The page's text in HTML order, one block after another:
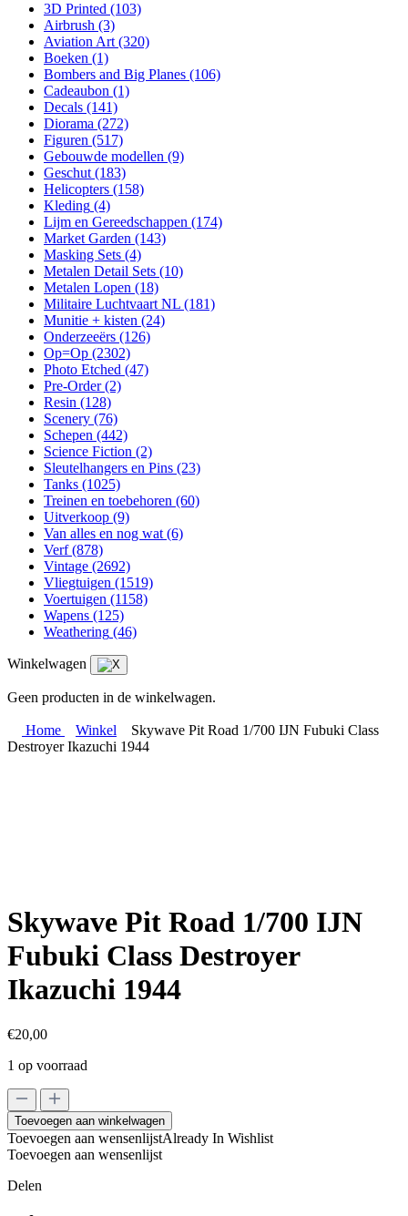
3D Printed (103)
Airbrush (3)
Aviation Art (320)
Boeken (1)
Bombers and Big Planes (106)
Cadeaubon (1)
Decals (141)
Diorama (272)
Figuren (517)
Gebouwde modellen (9)
Geschut (183)
Helicopters (158)
Kleding (4)
Lijm en Gereedschappen (174)
Market Garden (143)
Masking Sets (4)
Metalen Detail Sets (10)
Metalen Lopen (18)
Militaire Luchtvaart NL (181)
Munitie + kisten (24)
Onderzeeërs (126)
Op=Op (2302)
Photo Etched (47)
Pre-Order (2)
Resin (128)
Scenery (76)
Schepen (442)
Science Fiction (2)
Sleutelhangers en Pins (23)
Tanks (1025)
Treinen en toebehoren (60)
Uitverkoop (9)
Van alles en nog wat (6)
Verf (878)
Vintage (2692)
Vliegtuigen (1519)
Voertuigen (1158)
Wapens (125)
Weathering (46)
Winkelwagen
Geen producten in de winkelwagen.
Home Winkel
Skywave Pit Road 1/700 IJN Fubuki Class
Destroyer Ikazuchi 1944
Skywave Pit Road 1/700 IJN
Fubuki Class Destroyer
Ikazuchi 1944
€20,00
1 op voorraad
Skywave
Pit
Road
1/700
IJN
Class
Toevoegen aan winkelwagen
Toevoegen aan wensenlijstAlready In Wishlist
Toevoegen aan wensenlijst
Delen